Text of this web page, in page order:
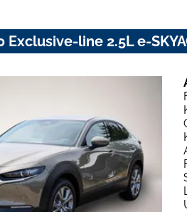
Exclusive-line 2.5L e-